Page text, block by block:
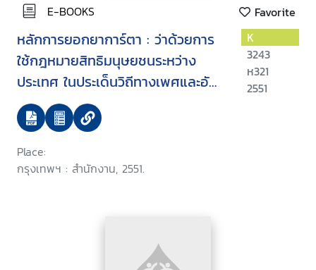
E-BOOKS Favorite
หลักการยอกยาการ์ตา : ว่าด้วยการ
ใช้กฎหมายสิทธิมนุษยชนระหว่าง
ประเทศ ในประเด็นวิถีทางเพศและอัต
ลักษณ์ทางเพศ
Place:
กรุงเทพฯ : สำนักงาน, 2551.
K
3243
ห321
2551